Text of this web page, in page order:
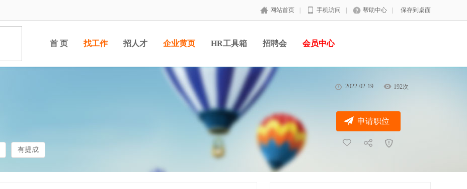
网站首页 手机访问 帮助中心 保存到桌面
首 页 找工作 招人才 企业黄页 HR工具箱 招聘会 会员中心
2022-02-19 192次
有提成
申请职位